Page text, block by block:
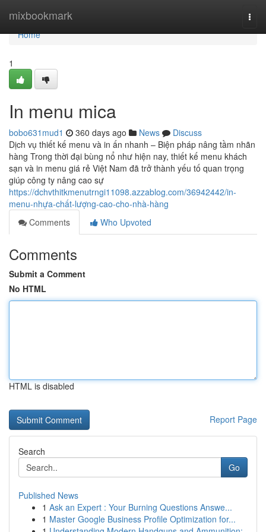
mixbookmark
Home
Home
1
In menu mica
bobo631mud1 360 days ago News
Discuss
Dịch vụ thiết kế menu và in ấn nhanh – Biện pháp nâng tầm nhãn
hàng Trong thời đại bùng nổ như hiện nay, thiết kế menu khách
sạn và in menu giá rẻ Việt Nam đã trở thành yếu tố quan trọng
giúp công ty nâng cao sự
https://dchvthitkmenutrngi11098.azzablog.com/36942442/in-
menu-nhựa-chất-lượng-cao-cho-nhà-hàng
Comments
Who Upvoted
Comments
Submit a Comment
No HTML
HTML is disabled
Report Page
Search
Go
Published News
1 Ask an Expert : Your Burning Questions Answe...
1 Master Google Business Profile Optimization for...